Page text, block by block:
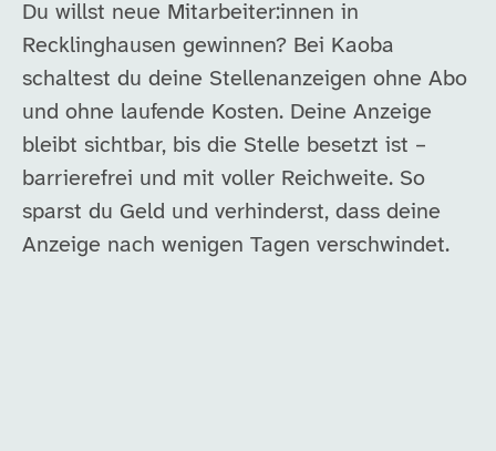
Du willst neue Mitarbeiter:innen in
Recklinghausen gewinnen? Bei Kaoba
schaltest du deine Stellenanzeigen ohne Abo
und ohne laufende Kosten. Deine Anzeige
bleibt sichtbar, bis die Stelle besetzt ist –
barrierefrei und mit voller Reichweite. So
sparst du Geld und verhinderst, dass deine
Anzeige nach wenigen Tagen verschwindet.